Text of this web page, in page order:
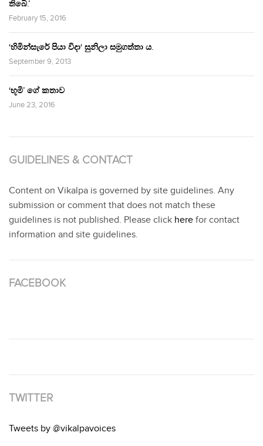
තිබේ.’
February 15, 2016
‘හිමින්සැරේ පියා විදා‘ සුනිලා සමුගත්තා ය.
September 9, 2013
‘භූමි’ ගේ කතාව
June 23, 2016
GUIDELINES & CONTACT
Content on Vikalpa is governed by site guidelines. Any
submission or comment that does not match these
guidelines is not published. Please click here for contact
information and site guidelines.
FACEBOOK
TWITTER
Tweets by @vikalpavoices